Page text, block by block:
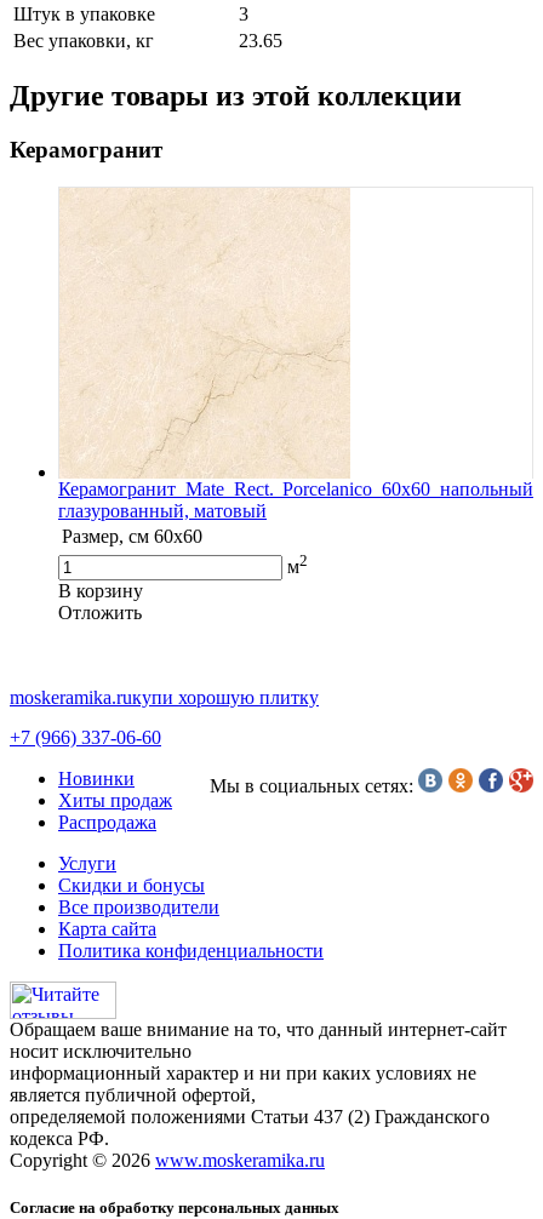
Штук в упаковке
3
Вес упаковки, кг
23.65
Другие товары из этой коллекции
Керамогранит
Керамогранит Mate Rect. Porcelanico 60x60 напольный
глазурованный, матовый
Размер, см 60x60
м2
В корзину
Oтложить
moskeramika.ruкупи хорошую плитку
+7 (966) 337-06-60
Мы в социальных сетях:
Новинки
Хиты продаж
Распродажа
Услуги
Скидки и бонусы
Все производители
Карта сайта
Политика конфиденциальности
Обращаем ваше внимание на то, что данный интернет-сайт
носит исключительно
информационный характер и ни при каких условиях не
является публичной офертой,
определяемой положениями Статьи 437 (2) Гражданского
кодекса РФ.
Copyright © 2026 www.moskeramika.ru
Согласие на обработку персональных данных